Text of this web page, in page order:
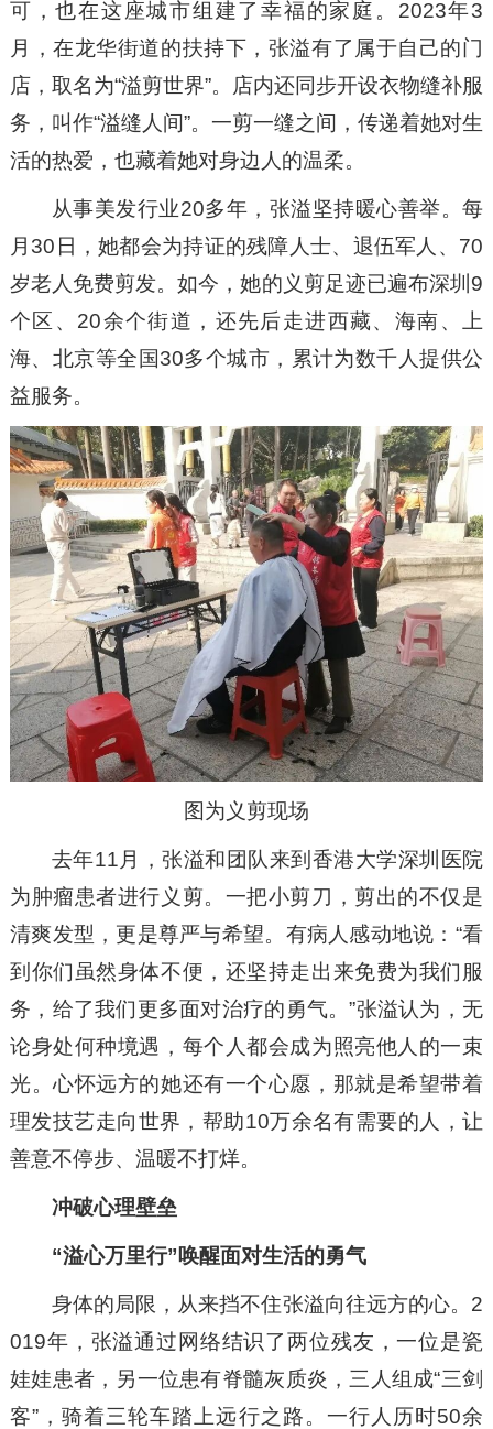
可，也在这座城市组建了幸福的家庭。2023年3
月，在龙华街道的扶持下，张溢有了属于自己的门
店，取名为“溢剪世界”。店内还同步开设衣物缝补服
务，叫作“溢缝人间”。一剪一缝之间，传递着她对生
活的热爱，也藏着她对身边人的温柔。
从事美发行业20多年，张溢坚持暖心善举。每
月30日，她都会为持证的残障人士、退伍军人、70
岁老人免费剪发。如今，她的义剪足迹已遍布深圳9
个区、20余个街道，还先后走进西藏、海南、上
海、北京等全国30多个城市，累计为数千人提供公
益服务。
图为义剪现场
去年11月，张溢和团队来到香港大学深圳医院
为肿瘤患者进行义剪。一把小剪刀，剪出的不仅是
清爽发型，更是尊严与希望。有病人感动地说：“看
到你们虽然身体不便，还坚持走出来免费为我们服
务，给了我们更多面对治疗的勇气。”张溢认为，无
论身处何种境遇，每个人都会成为照亮他人的一束
光。心怀远方的她还有一个心愿，那就是希望带着
理发技艺走向世界，帮助10万余名有需要的人，让
善意不停步、温暖不打烊。
冲破心理壁垒
“溢心万里行”唤醒面对生活的勇气
身体的局限，从来挡不住张溢向往远方的心。2
019年，张溢通过网络结识了两位残友，一位是瓷
娃娃患者，另一位患有脊髓灰质炎，三人组成“三剑
客”，骑着三轮车踏上远行之路。一行人历时50余